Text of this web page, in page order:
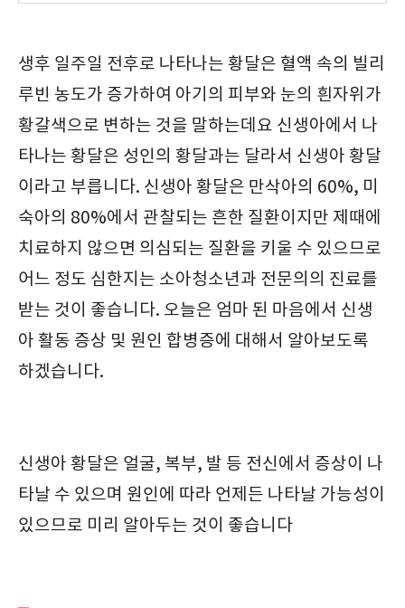
생후 일주일 전후로 나타나는 황달은 혈액 속의 빌리
루빈 농도가 증가하여 아기의 피부와 눈의 흰자위가
황갈색으로 변하는 것을 말하는데요 신생아에서 나
타나는 황달은 성인의 황달과는 달라서 신생아 황달
이라고 부릅니다. 신생아 황달은 만삭아의 60%, 미
숙아의 80%에서 관찰되는 흔한 질환이지만 제때에
치료하지 않으면 의심되는 질환을 키울 수 있으므로
어느 정도 심한지는 소아청소년과 전문의의 진료를
받는 것이 좋습니다. 오늘은 엄마 된 마음에서 신생
아 활동 증상 및 원인 합병증에 대해서 알아보도록
하겠습니다.
신생아 황달은 얼굴, 복부, 발 등 전신에서 증상이 나
타날 수 있으며 원인에 따라 언제든 나타날 가능성이
있으므로 미리 알아두는 것이 좋습니다